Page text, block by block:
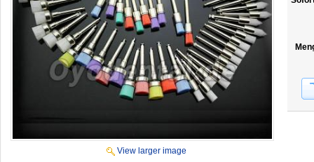
View larger image